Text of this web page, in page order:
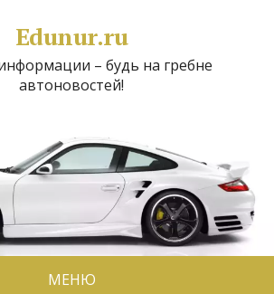
Edunur.ru
– будь на гребне
автоновостей!
МЕНЮ